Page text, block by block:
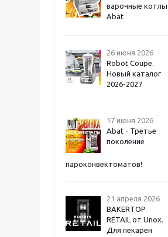
варочные котлы
Abat
26 июня 2026
Robot Coupe.
Новый каталог
2026-2027
17 июня 2026
Abat - Третье
поколение
пароконвектоматов!
21 апреля 2026
BAKERTOP
RETAIL от Unox.
Для пекарен